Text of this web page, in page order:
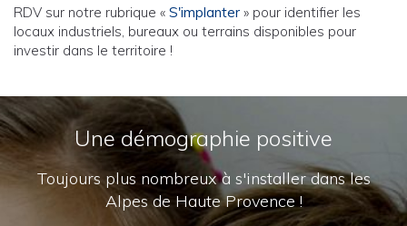
RDV sur notre rubrique « S'implanter » pour identifier les
locaux industriels, bureaux ou terrains disponibles pour
investir dans le territoire !
Une démographie positive
Toujours plus nombreux à s'installer dans les
Alpes de Haute Provence !